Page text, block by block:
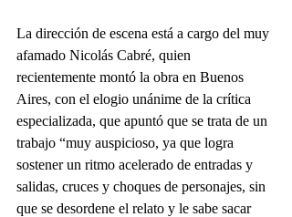
La dirección de escena está a cargo del muy
afamado Nicolás Cabré, quien
recientemente montó la obra en Buenos
Aires, con el elogio unánime de la crítica
especializada, que apuntó que se trata de un
trabajo “muy auspicioso, ya que logra
sostener un ritmo acelerado de entradas y
salidas, cruces y choques de personajes, sin
que se desordene el relato y le sabe sacar